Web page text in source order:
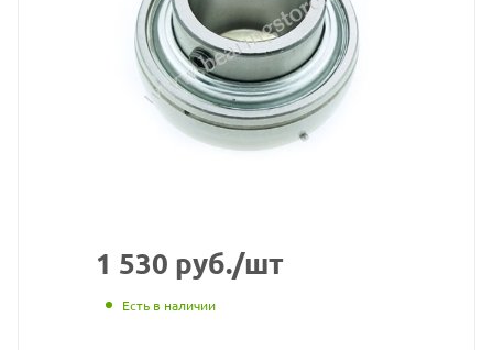
CRAFT
BEARINGS
взят
https://
по
ссылке
1 530 руб./шт
Есть в наличии